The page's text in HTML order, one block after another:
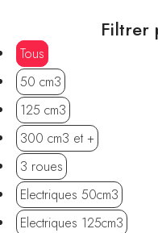
Filtrer
Tous
50 cm3
125 cm3
300 cm3 et +
3 roues
Electriques 50cm3
Electriques 125cm3